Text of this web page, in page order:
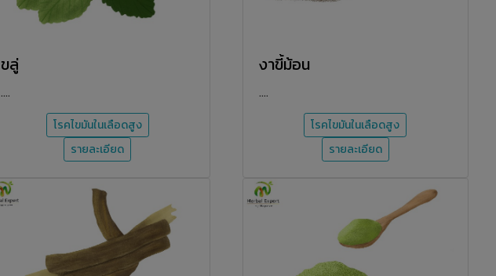
ขลู่
....
โรคไขมันในเลือดสูง
รายละเอียด
งาขี้ม้อน
....
โรคไขมันในเลือดสูง
รายละเอียด